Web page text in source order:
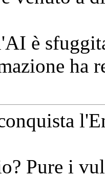
è
ha
Pure i